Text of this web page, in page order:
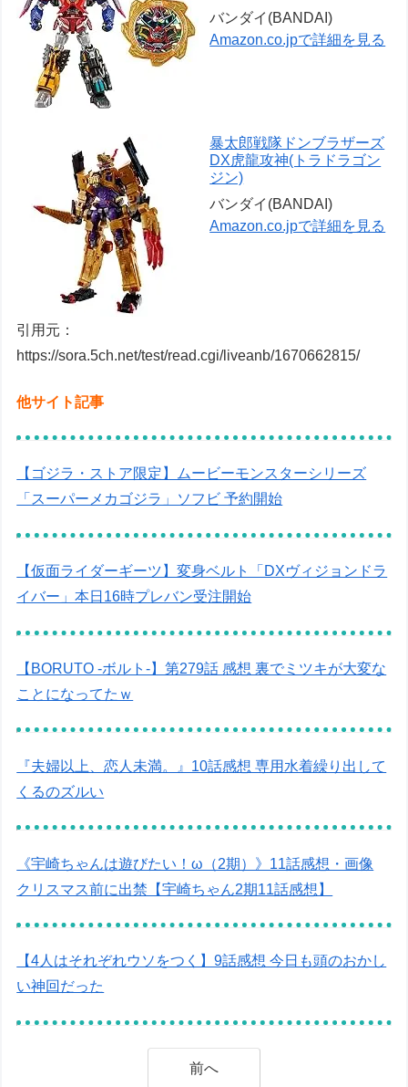
バンダイ(BANDAI)
Amazon.co.jpで詳細を見る
暴太郎戦隊ドンブラザーズ
DX虎龍攻神(トラドラゴン
ジン)
バンダイ(BANDAI)
Amazon.co.jpで詳細を見る
引用元：
https://sora.5ch.net/test/read.cgi/liveanb/1670662815/
他サイト記事
【ゴジラ・ストア限定】ムービーモンスターシリーズ
「スーパーメカゴジラ」ソフビ 予約開始
【仮面ライダーギーツ】変身ベルト「DXヴィジョンドラ
イバー」本日16時プレバン受注開始
【BORUTO -ボルト-】第279話 感想 裏でミツキが大変な
ことになってたｗ
『夫婦以上、恋人未満。』10話感想 専用水着繰り出して
くるのズルい
《宇崎ちゃんは遊びたい！ω（2期）》11話感想・画像
クリスマス前に出禁【宇崎ちゃん2期11話感想】
【4人はそれぞれウソをつく】9話感想 今日も頭のおかし
い神回だった
前へ